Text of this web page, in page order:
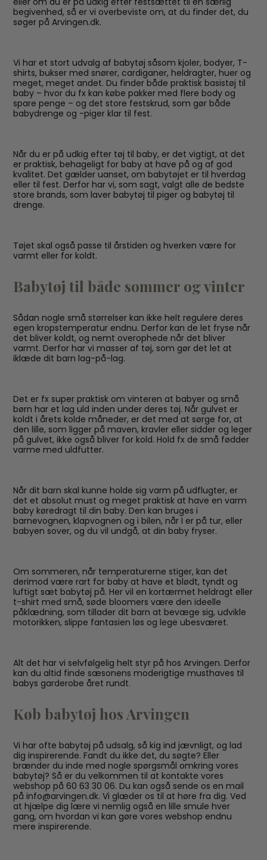
begivenhed, så er vi overbeviste om, at du finder det, du
søger på Arvingen.dk.
Vi har et stort udvalg af babytøj såsom kjoler, bodyer, T-
shirts, bukser med snører, cardiganer, heldragter, huer og
meget, meget andet. Du finder både praktisk basistøj til
baby – hvor du fx kan købe pakker med flere body og
spare penge – og det store festskrud, som gør både
babydrenge og -piger klar til fest.
Når du er på udkig efter tøj til baby, er det vigtigt, at det
er praktisk, behageligt for baby at have på og af god
kvalitet. Det gælder uanset, om babytøjet er til hverdag
eller til fest. Derfor har vi, som sagt, valgt alle de bedste
store brands, som laver babytøj til piger og babytøj til
drenge.
Tøjet skal også passe til årstiden og hverken være for
varmt eller for koldt.
Babytøj til både sommer og vinter
Sådan nogle små størrelser kan ikke helt regulere deres
egen kropstemperatur endnu. Derfor kan de let fryse når
det bliver koldt, og nemt overophede når det bliver
varmt. Derfor har vi masser af tøj, som gør det let at
iklæde dit barn lag-på-lag.
Det er fx super praktisk om vinteren at babyer og små
børn har et lag uld inden under deres tøj. Når gulvet er
koldt i årets kolde måneder, er det med at sørge for, at
den lille, som ligger på maven, kravler eller sidder og leger
på gulvet, ikke også bliver for kold. Hold fx de små fødder
varme med uldfutter.
Når dit barn skal kunne holde sig varm på udflugter, er
det et absolut must og meget praktisk at have en varm
baby køredragt til din baby. Den kan bruges i
barnevognen, klapvognen og i bilen, når I er på tur, eller
babyen sover, og du vil undgå, at din baby fryser.
Om sommeren, når temperaturerne stiger, kan det
derimod være rart for baby at have et blødt, tyndt og
luftigt sæt babytøj på. Her vil en kortærmet heldragt eller
t-shirt med små, søde bloomers være den ideelle
påklædning, som tillader dit barn at bevæge sig, udvikle
motorikken, slippe fantasien løs og lege ubesværet.
Alt det har vi selvfølgelig helt styr på hos Arvingen. Derfor
kan du altid finde sæsonens moderigtige musthaves til
babys garderobe året rundt.
Køb babytøj hos Arvingen
Vi har ofte babytøj på udsalg, så kig ind jævnligt, og lad
dig inspirerende. Fandt du ikke det, du søgte? Eller
brænder du inde med nogle spørgsmål omkring vores
babytøj? Så er du velkommen til at kontakte vores
webshop på 60 63 30 06. Du kan også sende os en mail
på info@arvingen.dk. Vi glæder os til at høre fra dig. Ved
at hjælpe dig lære vi nemlig også en lille smule hver
gang, om hvordan vi kan gøre vores webshop endnu
mere inspirerende.